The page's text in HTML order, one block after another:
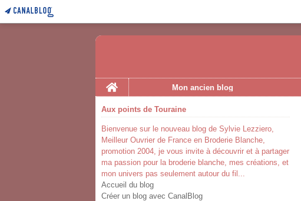
Home
Mon ancien blog
Aux points de Touraine
Bienvenue sur le nouveau blog de Sylvie Lezziero,
Meilleur Ouvrier de France en Broderie Blanche,
promotion 2004, je vous invite à découvrir et à partager
ma passion pour la broderie blanche, mes créations, et
mon univers pas seulement autour du fil...
Accueil du blog
Créer un blog avec CanalBlog